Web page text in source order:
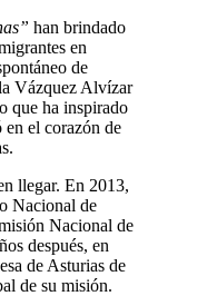
han brindado
en
de
Vázquez Alvízar
que ha inspirado
en el corazón de
llegar. En 2013,
Nacional de
Nacional de
después, en
de Asturias de
de su misión.